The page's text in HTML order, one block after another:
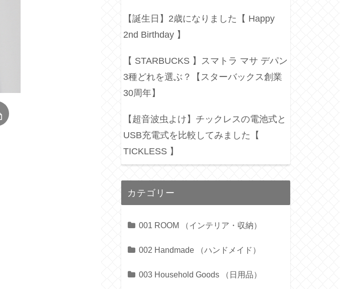
【誕生日】2歳になりました【 Happy
2nd Birthday 】
【 STARBUCKS 】スマトラ マサ デパン
3種どれを選ぶ？【スターバックス創業
30周年】
【超音波虫よけ】チックレスの電池式と
USB充電式を比較してみました【
TICKLESS 】
カテゴリー
001 ROOM （インテリア・収納）
002 Handmade （ハンドメイド）
003 Household Goods （日用品）